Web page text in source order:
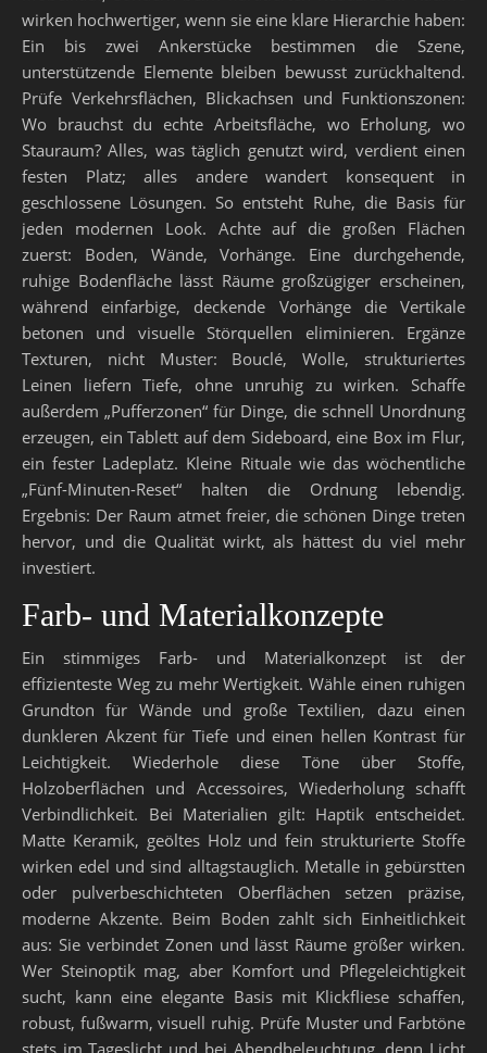
wirken hochwertiger, wenn sie eine klare Hierarchie haben:
Ein bis zwei Ankerstücke bestimmen die Szene,
unterstützende Elemente bleiben bewusst zurückhaltend.
Prüfe Verkehrsflächen, Blickachsen und Funktionszonen:
Wo brauchst du echte Arbeitsfläche, wo Erholung, wo
Stauraum? Alles, was täglich genutzt wird, verdient einen
festen Platz; alles andere wandert konsequent in
geschlossene Lösungen. So entsteht Ruhe, die Basis für
jeden modernen Look. Achte auf die großen Flächen
zuerst: Boden, Wände, Vorhänge. Eine durchgehende,
ruhige Bodenfläche lässt Räume großzügiger erscheinen,
während einfarbige, deckende Vorhänge die Vertikale
betonen und visuelle Störquellen eliminieren. Ergänze
Texturen, nicht Muster: Bouclé, Wolle, strukturiertes
Leinen liefern Tiefe, ohne unruhig zu wirken. Schaffe
außerdem „Pufferzonen“ für Dinge, die schnell Unordnung
erzeugen, ein Tablett auf dem Sideboard, eine Box im Flur,
ein fester Ladeplatz. Kleine Rituale wie das wöchentliche
„Fünf-Minuten-Reset“ halten die Ordnung lebendig.
Ergebnis: Der Raum atmet freier, die schönen Dinge treten
hervor, und die Qualität wirkt, als hättest du viel mehr
investiert.
Farb- und Materialkonzepte
Ein stimmiges Farb- und Materialkonzept ist der
effizienteste Weg zu mehr Wertigkeit. Wähle einen ruhigen
Grundton für Wände und große Textilien, dazu einen
dunkleren Akzent für Tiefe und einen hellen Kontrast für
Leichtigkeit. Wiederhole diese Töne über Stoffe,
Holzoberflächen und Accessoires, Wiederholung schafft
Verbindlichkeit. Bei Materialien gilt: Haptik entscheidet.
Matte Keramik, geöltes Holz und fein strukturierte Stoffe
wirken edel und sind alltagstauglich. Metalle in gebürstten
oder pulverbeschichteten Oberflächen setzen präzise,
moderne Akzente. Beim Boden zahlt sich Einheitlichkeit
aus: Sie verbindet Zonen und lässt Räume größer wirken.
Wer Steinoptik mag, aber Komfort und Pflegeleichtigkeit
sucht, kann eine elegante Basis mit Klickfliese schaffen,
robust, fußwarm, visuell ruhig. Prüfe Muster und Farbtöne
stets im Tageslicht und bei Abendbeleuchtung, denn Licht